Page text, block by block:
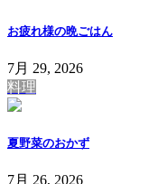
お疲れ様の晩ごはん
7月 29, 2026
料理
夏野菜のおかず
7月 26, 2026